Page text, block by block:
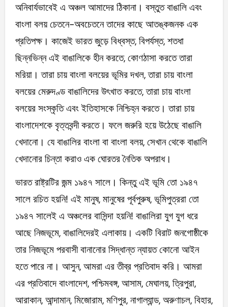
অনিবার্যভাবেই এ অঞ্চল আমাদের ঠিকানা। বস্তুত বাঙালি এবং
বাংলা বলয় চেতনে-অবচেতনে তাদের কাছে আতঙ্কজনক এক
প্রতিপক্ষ। কাজেই ভারত জুড়ে বিধ্বস্ত, বিপর্যস্ত, শতধা
ছিন্নভিন্ন এই বাঙালিকে হীন করতে, কোণঠাসা করতে তারা
মরিয়া। তারা চায় বাংলা বলয়ের ভূমির দখল, তারা চায় বাংলা
বলয়ের মেরুদণ্ড বাঙালিদের উৎখাত করতে, তারা চায় বাংলা
বলয়ের সংস্কৃতি এবং ইতিহাসকে নিশ্চিহ্ন করতে। তারা চায়
বাংলাদেশকে বৃত্তবন্দী করতে। ফলে জরুরি হয়ে উঠেছে বাঙালি
খেদানো। যে বাঙালির বাংলা বা বাংলা বলয়, সেখান থেকে বাঙালি
খেদানোর চিন্তা করাও এক ঘোরতর নৈতিক অপরাধ।
ভারত রাষ্ট্রটির জন্ম ১৯৪৭ সালে। কিন্তু এই ভূমি তো ১৯৪৭
সালে রচিত হয়নি! এই মানুষ, মানুষের পূর্বপুরুষ, ভূমিপুত্ররা তো
১৯৪৭ সালেই এ অঞ্চলের বাসিন্দা হয়নি! বাঙালিরা যুগ যুগ ধরে
আছে নিজভূমে, বাঙালিদেরই এলাকায়। একটি বিরাট জনগোষ্ঠীকে
তার নিজভূমে পরবাসী বানানোর সিদ্ধান্ত ন্যায়ত কোনো আইন
হতে পারে না। আসুন, আমরা এর তীব্র প্রতিবাদ করি। আমরা
এর প্রতিবাদে বাংলাদেশ, পশ্চিমবঙ্গ, আসাম, মেঘালয়, ত্রিপুরা,
আরাকান, আন্দামান, মিজোরাম, মণিপুর, নাগাল্যান্ড, অরুণাচল, বিহার,